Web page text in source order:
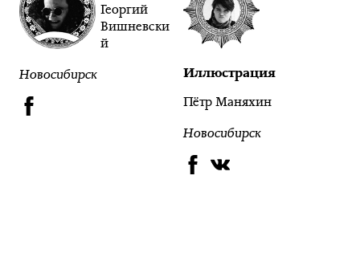
Георгий
Вишневски
й
Новосибирск
Иллюстрация
Пётр Маняхин
Новосибирск